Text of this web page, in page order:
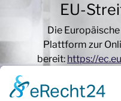
EU-
Die
Plattform zur
bereit: https://